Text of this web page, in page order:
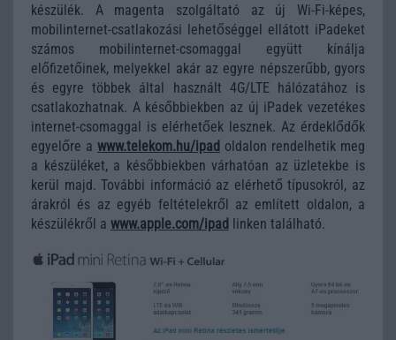
készülék. A magenta szolgáltató az új Wi-Fi-képes,
mobilinternet-csatlakozási lehetőséggel ellátott iPadeket
számos mobilinternet-csomaggal együtt kínálja
előfizetőinek, melyekkel akár az egyre népszerűbb, gyors
és egyre többek által használt 4G/LTE hálózatához is
csatlakozhatnak. A későbbiekben az új iPadek vezetékes
internet-csomaggal is elérhetőek lesznek. Az érdeklődők
egyelőre a www.telekom.hu/ipad oldalon rendelhetik meg
a készüléket, a későbbiekben várhatóan az üzletekbe is
kerül majd. További információ az elérhető típusokról, az
árakról és az egyéb feltételekről az említett oldalon, a
készülékről a www.apple.com/ipad linken található.